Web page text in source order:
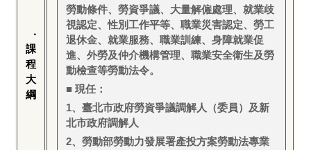
‧
課
程
大
綱
勞動條件、勞資爭議、大量解僱處理、就業歧
視認定、性別工作平等、職業災害認定、勞工
退休金、就業服務、職業訓練、身障就業促
進、外勞及仲介機構管理、職業安全衛生及勞
動檢查等勞動法令。
■ 現任：
1、臺北市政府勞資爭議調解人（委員）及新
北市政府調解人
2、勞動部勞動力發展署產投方案勞動法專業